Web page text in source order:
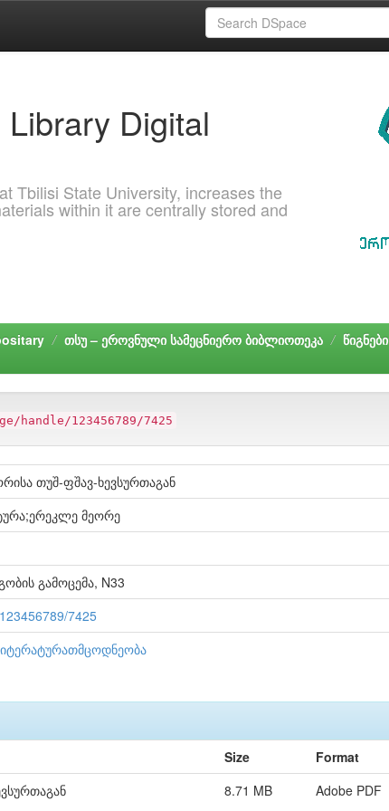
Digital
Tbilisi State University, increases the
within it are centrally stored and
თსუ – ეროვნული სამეცნიერო ბიბლიოთეკა
წიგნები
123456789/7425
თუშ-ფშავ-ხევსურთაგან
მეორე
გამოცემა, N33
7425
Size
Format
8.71 MB Adobe PDF